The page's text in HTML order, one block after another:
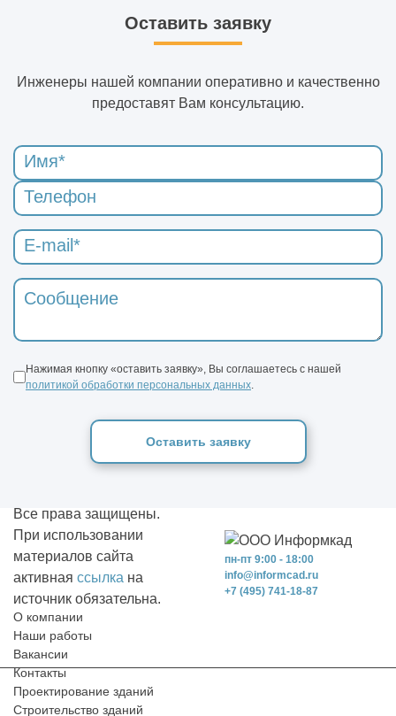
Оставить заявку
Инженеры нашей компании оперативно и качественно
предоставят Вам консультацию.
Нажимая кнопку «оставить заявку», Вы соглашаетесь с нашей
политикой обработки персональных данных
Оставить заявку
пн-пт 9:00 - 18:00
+7 (495) 741-18-87
info@informcad.ru
О компании
Наши работы
Вакансии
Контакты
Проектирование зданий
Строительство зданий
Все права защищены.
При использовании
материалов сайта
активная ссылка на
источник обязательна.